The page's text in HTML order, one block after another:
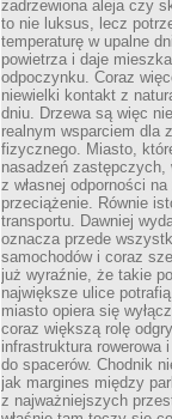
zadrzewiona aleja czy
to nie luksus, lecz
temperaturę w upalne
powietrza i daje
odpoczynku. Coraz
niewielki kontakt z
dniu. Drzewa są więc
realnym wsparciem dla
fizycznego. Miasto,
nasadzeń
z własnej odporności
przeciążenie. Równie
transportu. Dawniej
oznacza przede
samochodów i coraz
już wyraźnie, że takie
największe ulice
miasto opiera się
coraz większą rolę
infrastruktura rowerowa
do spacerów. Chodnik
jak margines między
z najważniejszych